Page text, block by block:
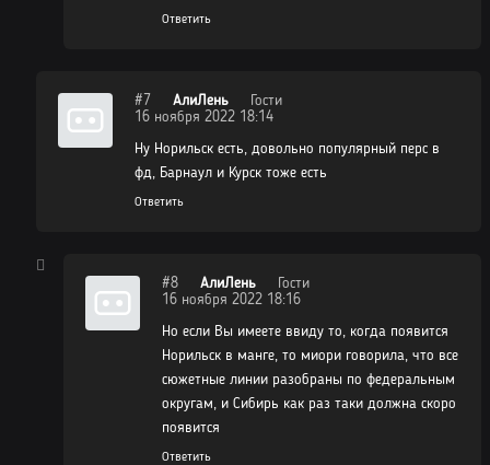
Ответить
#7 АлиЛень
Гости
16 ноября 2022 18:14
Ну Норильск есть, довольно популярный перс в
фд, Барнаул и Курск тоже есть
Ответить
#8 АлиЛень
Гости
16 ноября 2022 18:16
Но если Вы имеете ввиду то, когда появится
Норильск в манге, то миори говорила, что все
сюжетные линии разобраны по федеральным
округам, и Сибирь как раз таки должна скоро
появится
Ответить